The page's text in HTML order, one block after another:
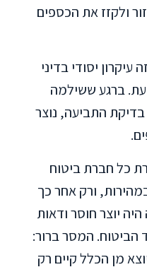
ולקזז את הכספים
יסודי בדיני
ברגע ששילמה
התביעה, נוצר
כל חברת ביטוח
ורק אחר כך
יוצר חוסר ודאות
הביטוח. המסר ברור:
מן הכלל קיים רק